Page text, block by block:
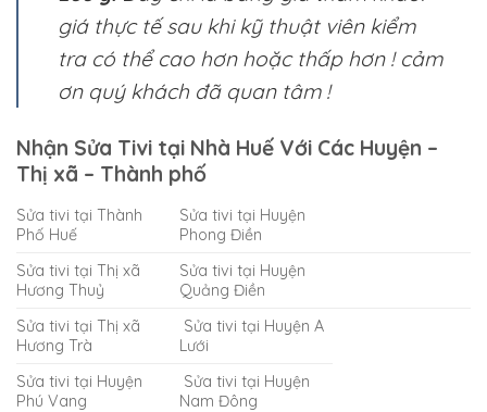
giá thực tế sau khi kỹ thuật viên kiểm
tra có thể cao hơn hoặc thấp hơn ! cảm
ơn quý khách đã quan tâm !
Nhận Sửa Tivi tại Nhà Huế Với Các Huyện –
Thị xã – Thành phố
​Sửa tivi tại Thành
Phố Huế
​Sửa tivi tại Huyện
Phong Điền
​Sửa tivi tại Thị xã
Hương Thuỷ
Sửa tivi tại Huyện
Quảng Điền
​Sửa tivi tại Thị xã
Hương Trà
​ Sửa tivi tại Huyện A
Lưới
​Sửa tivi tại Huyện
Phú Vang
​ Sửa tivi tại Huyện
Nam Đông